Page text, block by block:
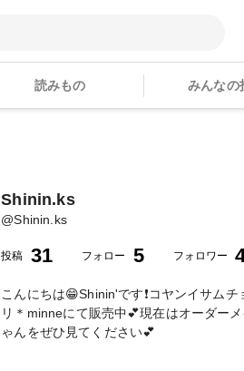
読みもの みんなの
Shinin.ks
@Shinin.ks
投稿 31 フォロー 5 フォロワー
こんにちは😁Shinin'です❗️コヤンイサム
リ＊minneにて販売中💕現在はオーダー
ゃんをぜひ見てください💕